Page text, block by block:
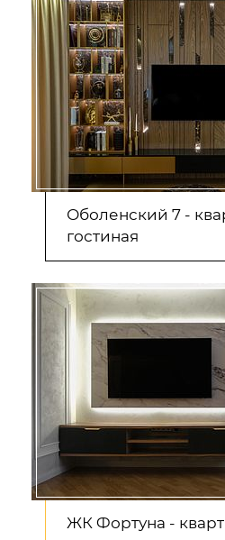
Оболенский 7 -
гостиная
ЖК Фортуна -